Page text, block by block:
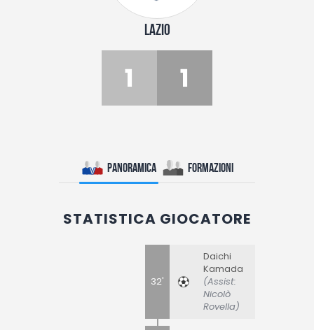
LAZIO
1 1
Panoramica Formazioni
STATISTICA GIOCATORE
32'
Daichi
Kamada
(Assist:
Nicolò
Rovella)